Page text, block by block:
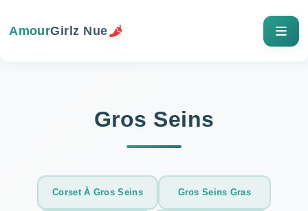
AmourGirlz Nue
Gros Seins
Corset À Gros Seins Gros Seins Gras